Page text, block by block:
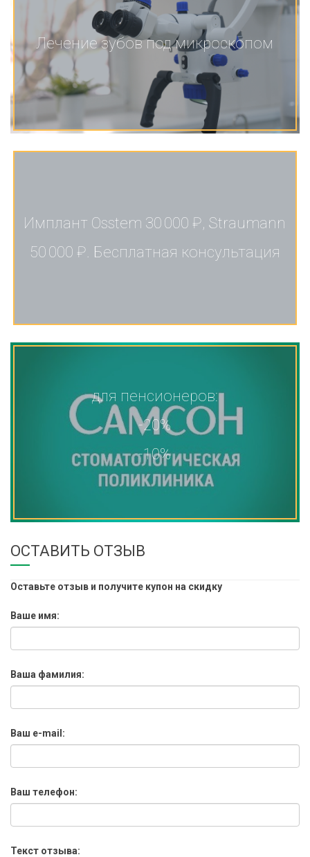
Лечение зубов под микроскопом
Имплант Osstem 30 000 ₽, Straumann
50 000 ₽. Бесплатная консультация
для пенсионеров:
-20%
-10%
ОСТАВИТЬ ОТЗЫВ
Оставьте отзыв и получите купон на скидку
Ваше имя:
Ваша фамилия:
Ваш e-mail:
Ваш телефон:
Текст отзыва: